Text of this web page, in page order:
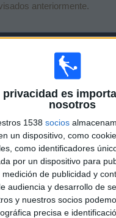
privacidad es
nosotros
1538 socios
un dispositivo, como
como identificadores
por un dispositivo para
de publicidad y
audiencia y desarrollo de
y nuestros socios
precisa e
anteriormente.
2019
Yamaga
2019
J1 League
Sapporo
Yamaga